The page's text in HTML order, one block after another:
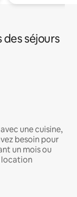
séjours
une cuisine,
besoin pour
un mois ou
location